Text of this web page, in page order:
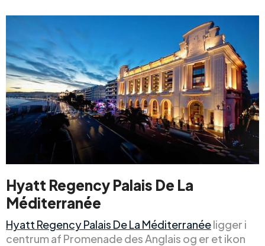
Hyatt Regency Palais De La
Méditerranée
Hyatt Regency Palais De La Méditerranéeligger i
centrum af Promenade des Anglais og er et ikon